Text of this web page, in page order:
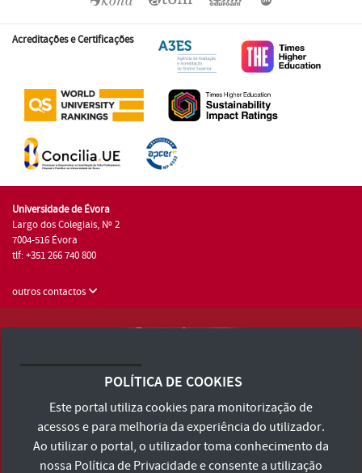
Acreditações e Certificações
Universidade de Évora
Largo dos Colegiais, Nº 2
7004-516 Évora
tlf: +351 266 740 800
outros contactos
Consulte os Termos e Condições e Política de Privacidade
Declaração de Acessibilidade
POLÍTICA DE COOKIES
Este portal utiliza cookies para monitorização de
acessos e para melhoria da experiência do utilizador.
Ao utilizar o portal, o utilizador toma conhecimento da
nossa Política de Privacidadee consente a utilização